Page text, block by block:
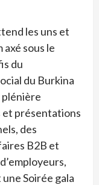
les uns et
axé sous le
du
du Burkina
plénière
et présentations
des
B2B et
Soirée gala